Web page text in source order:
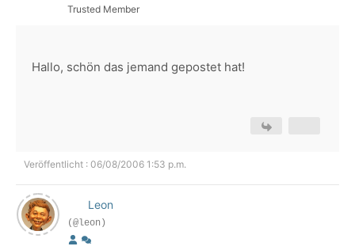
Trusted Member
Hallo, schön das jemand gepostet hat!
Veröffentlicht : 06/08/2006 1:53 p.m.
Leon
(@leon)